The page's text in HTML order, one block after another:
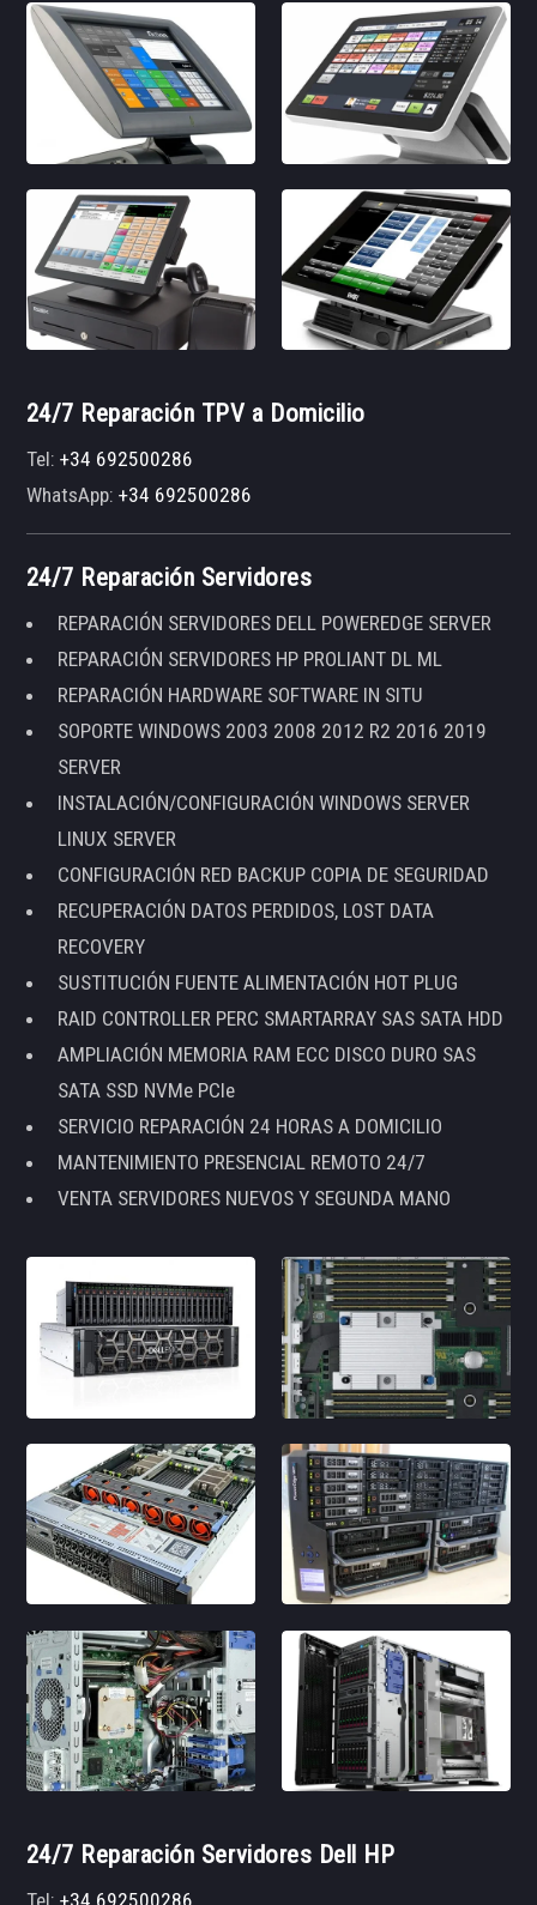
24/7 Reparación TPV a Domicilio
Tel:+34 692500286
WhatsApp:+34 692500286
24/7 Reparación Servidores
REPARACIÓN SERVIDORES DELL POWEREDGE SERVER
REPARACIÓN SERVIDORES HP PROLIANT DL ML
REPARACIÓN HARDWARE SOFTWARE IN SITU
SOPORTE WINDOWS 2003 2008 2012 R2 2016 2019
SERVER
INSTALACIÓN/CONFIGURACIÓN WINDOWS SERVER
LINUX SERVER
CONFIGURACIÓN RED BACKUP COPIA DE SEGURIDAD
RECUPERACIÓN DATOS PERDIDOS, LOST DATA
RECOVERY
SUSTITUCIÓN FUENTE ALIMENTACIÓN HOT PLUG
RAID CONTROLLER PERC SMARTARRAY SAS SATA HDD
AMPLIACIÓN MEMORIA RAM ECC DISCO DURO SAS
SATA SSD NVMe PCIe
SERVICIO REPARACIÓN 24 HORAS A DOMICILIO
MANTENIMIENTO PRESENCIAL REMOTO 24/7
VENTA SERVIDORES NUEVOS Y SEGUNDA MANO
24/7 Reparación Servidores Dell HP
Tel:+34 692500286